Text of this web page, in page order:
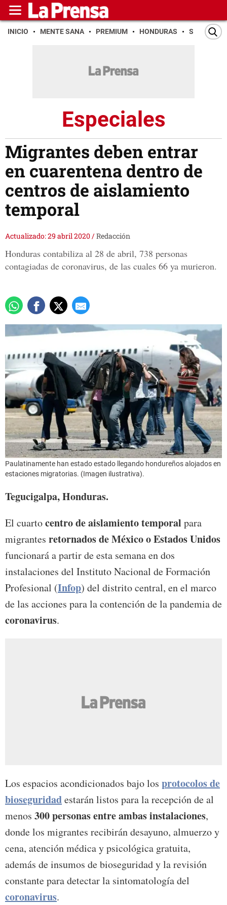
INICIO MENTE SANA PREMIUM HONDURAS SAN PEDRO
Especiales
Migrantes deben entrar
en cuarentena dentro de
centros de aislamiento
temporal
Actualizado: 29 abril 2020/Redacción
Honduras contabiliza al 28 de abril, 738 personas
contagiadas de coronavirus, de las cuales 66 ya murieron.
Paulatinamente han estado estado llegando hondureños alojados en
estaciones migratorias. (Imagen ilustrativa).
Tegucigalpa, Honduras.
El cuartocentro de aislamiento temporal para
migrantes retornados de México o Estados Unidos
funcionará a partir de esta semana en dos
instalaciones del Instituto Nacional de Formación
Profesional (Infop) del distrito central, en el marco
de las acciones para la contención de la pandemia de
coronavirus.
Los espacios acondicionados bajo los protocolos de
bioseguridadestarán listos para la recepción de al
menos 300 personas entre ambas instalaciones,
donde los migrantes recibirán desayuno, almuerzo y
cena, atención médica y psicológica gratuita,
además de insumos de bioseguridad y la revisión
constante para detectar la sintomatología del
coronavirus.